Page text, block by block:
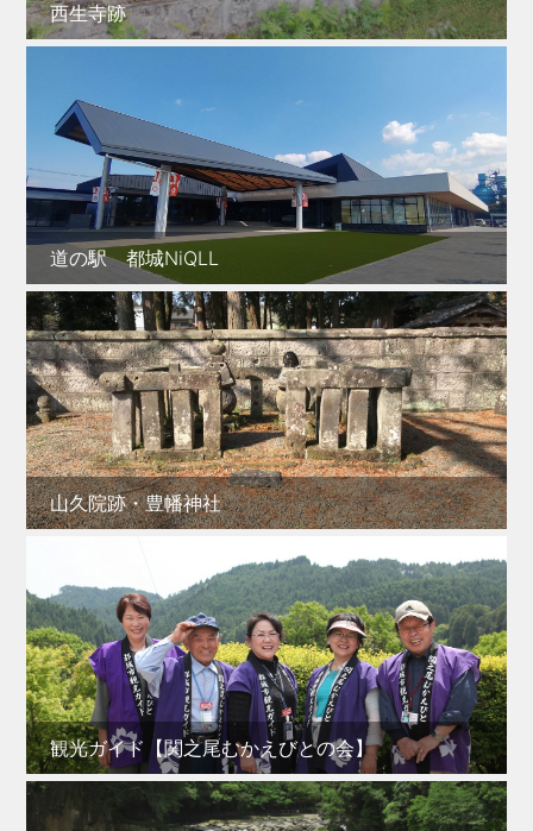
西生寺跡
道の駅 都城NiQLL
山久院跡・豊幡神社
観光ガイド【関之尾むかえびとの会】